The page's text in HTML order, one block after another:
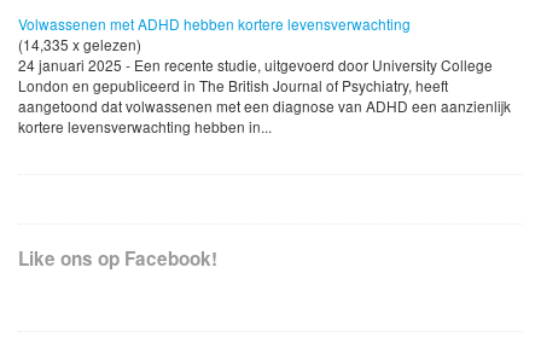
Volwassenen met ADHD hebben kortere levensverwachting
(14,335 x gelezen)
24 januari 2025 - Een recente studie, uitgevoerd door University College
London en gepubliceerd in The British Journal of Psychiatry, heeft
aangetoond dat volwassenen met een diagnose van ADHD een aanzienlijk
kortere levensverwachting hebben in...
Like ons op Facebook!